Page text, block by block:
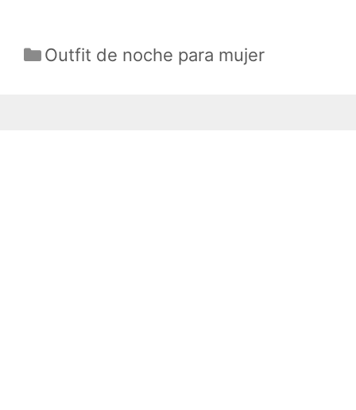
Categorías
Outfit de noche para mujer